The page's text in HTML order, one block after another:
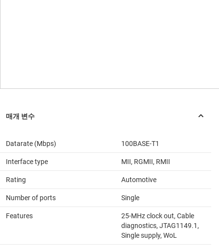
Datarate (Mbps) 100BASE-T1
Interface type MII, RGMII, RMII
Rating Automotive
Number of ports Single
Features
25-MHz clock out, Cable
diagnostics, JTAG1149.1,
Single supply, WoL